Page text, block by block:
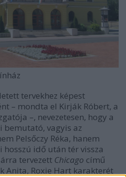
tervekhez képest
– mondta el Kirják Róbert, a
–, nevezetesen, hogy a
bemutató, vagyis az
Pelsőczy Réka, hanem
hosszú idő után tér vissza
tervezett Chicago című
Anita, Roxie Hart karakterét